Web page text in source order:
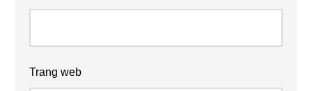
Trang web